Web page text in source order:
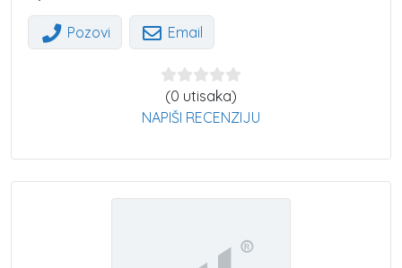
Pozovi Email
(0 utisaka)
NAPIŠI RECENZIJU